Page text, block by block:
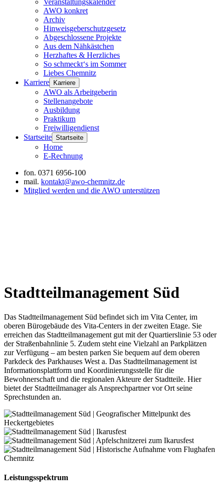
Veranstaltungskalender
AWO konkret
Archiv
Hinweisgeberschutzgesetz
Abgeschlossene Projekte
Aus dem Nähkästchen
Herzhaftes & Herzliches
So schmeckt‘s im Sommer
Liebes Chemnitz
Karriere
Karriere
AWO als Arbeitgeberin
Stellenangebote
Ausbildung
Praktikum
Freiwilligendienst
Startseite Startseite
Home
E-Rechnung
fon. 0371 6956-100
mail. kontakt@awo-chemnitz.de
Mitglied werden und die AWO unterstützen
Stadtteilmanagement Süd
Das Stadtteilmanagement Süd befindet sich im Vita Center, im
oberen Bürogebäude des Vita-Centers in der zweiten Etage. Sie
erreichen das Stadtteilmanagement gut mit der Quartierslinie 53 oder
der Straßenbahnlinie 5. Zudem steht eine Vielzahl an Parkplätzen
zur Verfügung – am besten parken Sie bequem auf dem oberen
Parkdeck des Parkhauses West a. Das Stadtteilmanagement ist
Informationsplattform und Koordinierungsstelle für die
Bewohnerschaft und die regionalen Akteure der Stadtteile. Hier
bietet der Stadtteilmanager als Ansprechpartner vor Ort seine
Sprechstunden an.
Leistungsspektrum